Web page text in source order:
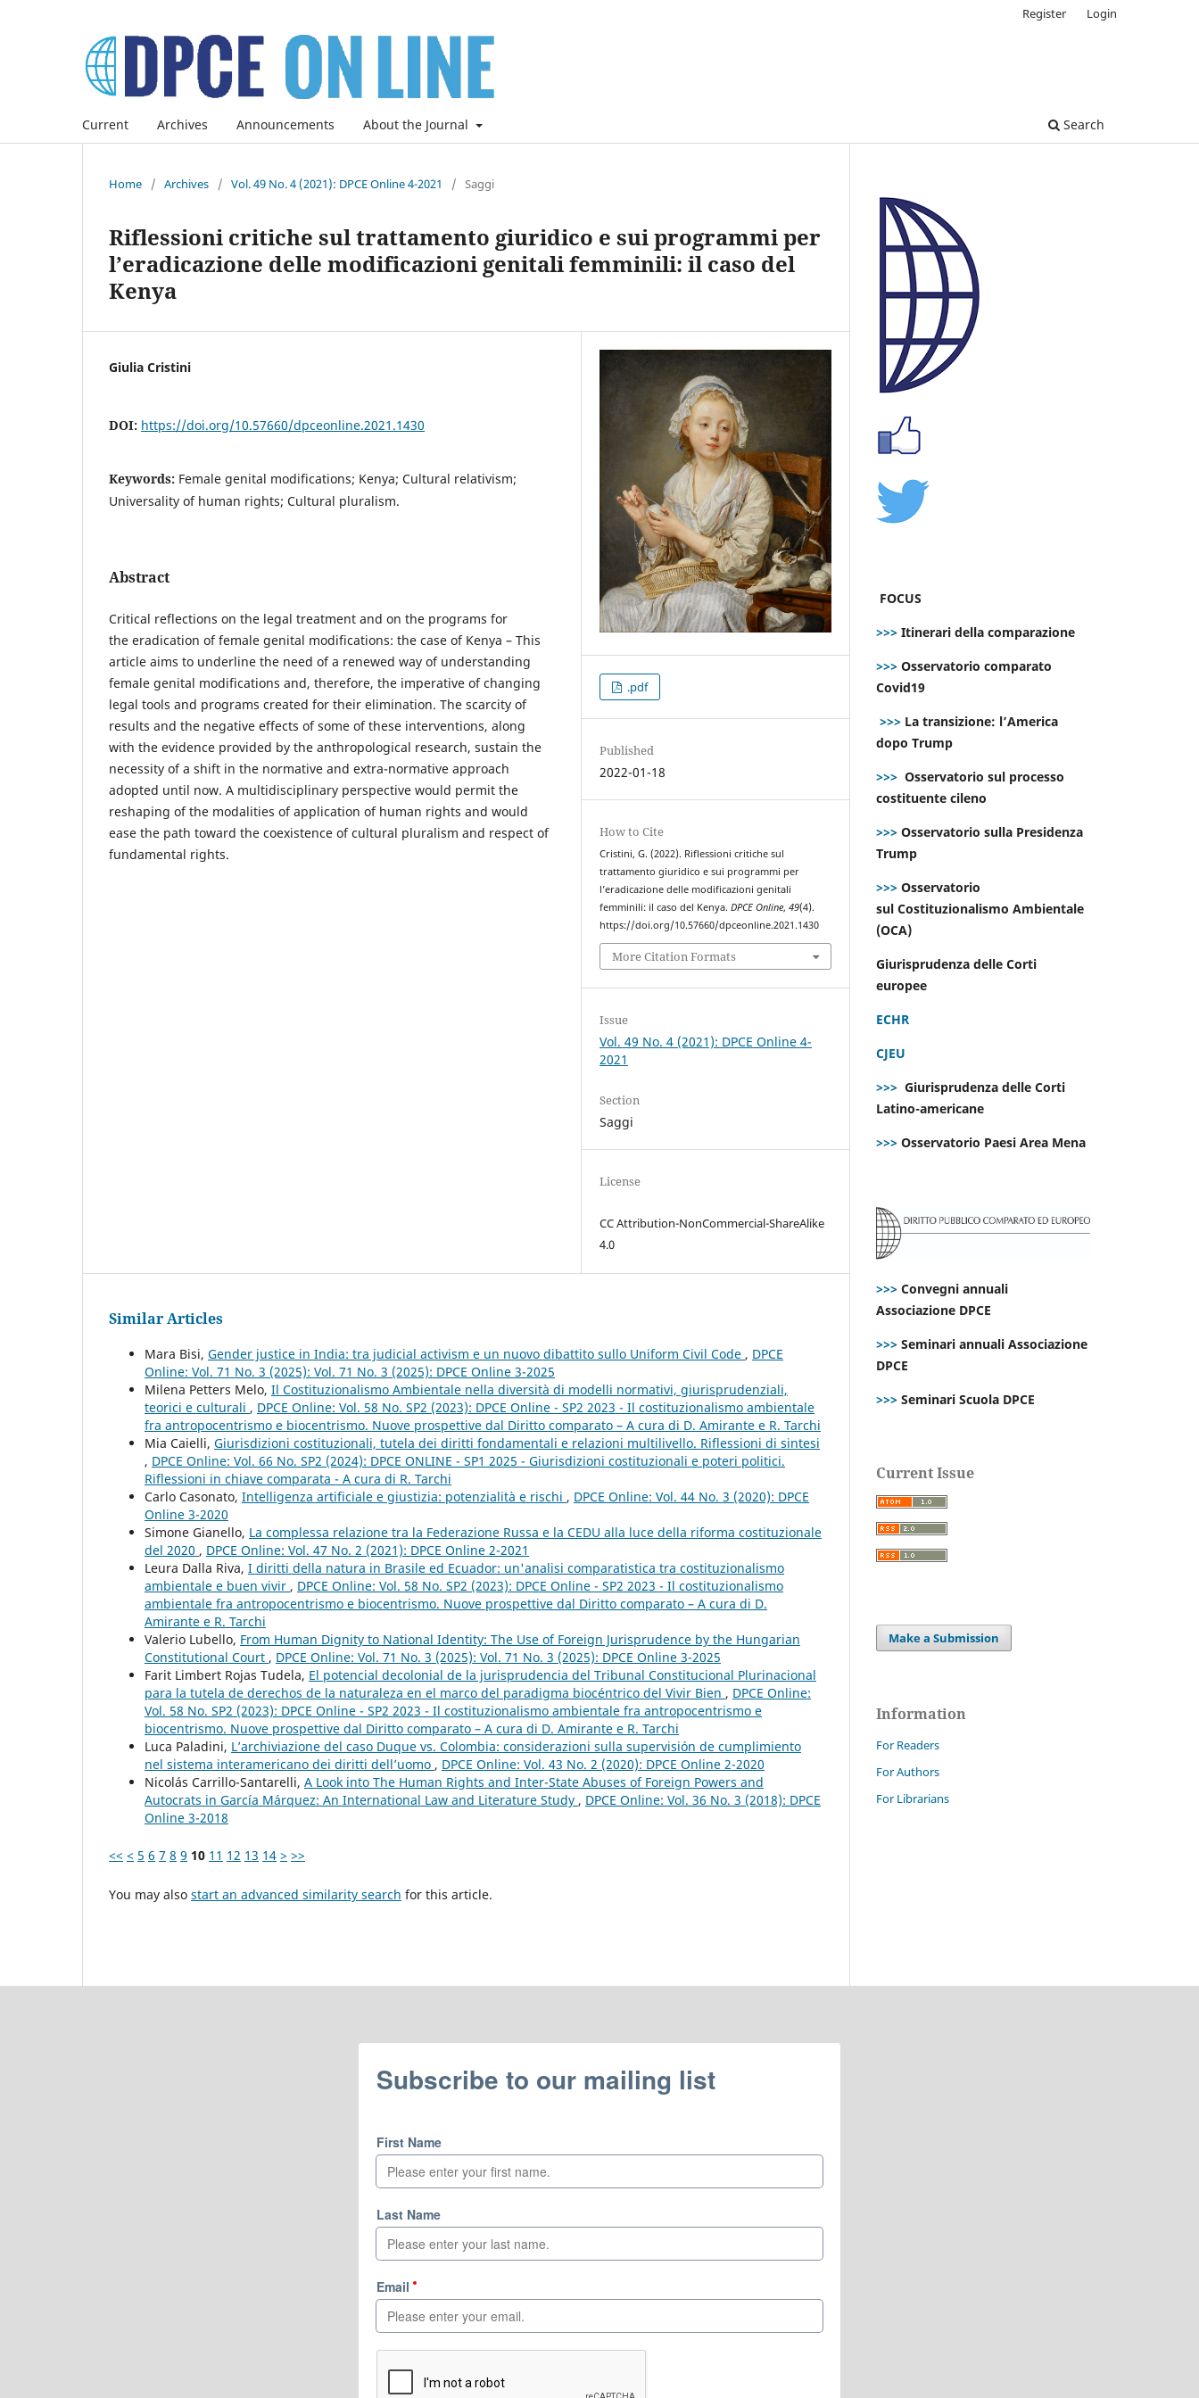
Current Archives Announcements About the Journal Search
Register Login
Home / Archives / Vol. 49 No. 4 (2021): DPCE Online 4-2021 / Saggi
Riflessioni critiche sul trattamento giuridico e sui programmi per
l’eradicazione delle modificazioni genitali femminili: il caso del
Kenya
Giulia Cristini
DOI: https://doi.org/10.57660/dpceonline.2021.1430
Keywords: Female genital modifications; Kenya; Cultural relativism;
Universality of human rights; Cultural pluralism.
Abstract
Critical reflections on the legal treatment and on the programs for
the eradication of female genital modifications: the case of Kenya – This
article aims to underline the need of a renewed way of understanding
female genital modifications and, therefore, the imperative of changing
legal tools and programs created for their elimination. The scarcity of
results and the negative effects of some of these interventions, along
with the evidence provided by the anthropological research, sustain the
necessity of a shift in the normative and extra-normative approach
adopted until now. A multidisciplinary perspective would permit the
reshaping of the modalities of application of human rights and would
ease the path toward the coexistence of cultural pluralism and respect of
fundamental rights.
.pdf
Published
2022-01-18
How to Cite
Cristini, G. (2022). Riflessioni critiche sul
trattamento giuridico e sui programmi per
l’eradicazione delle modificazioni genitali
femminili: il caso del Kenya.DPCE Online,49(4).
https://doi.org/10.57660/dpceonline.2021.1430
More Citation Formats
Issue
Vol. 49 No. 4 (2021): DPCE Online 4-
2021
Section
Saggi
License
CC Attribution-NonCommercial-ShareAlike
4.0
Similar Articles
Mara Bisi, Gender justice in India: tra judicial activism e un nuovo dibattito sullo Uniform Civil Code , DPCE
Online: Vol. 71 No. 3 (2025): Vol. 71 No. 3 (2025): DPCE Online 3-2025
Milena Petters Melo, Il Costituzionalismo Ambientale nella diversità di modelli normativi, giurisprudenziali,
teorici e culturali , DPCE Online: Vol. 58 No. SP2 (2023): DPCE Online - SP2 2023 - Il costituzionalismo ambientale
fra antropocentrismo e biocentrismo. Nuove prospettive dal Diritto comparato – A cura di D. Amirante e R. Tarchi
Mia Caielli, Giurisdizioni costituzionali, tutela dei diritti fondamentali e relazioni multilivello. Riflessioni di sintesi
, DPCE Online: Vol. 66 No. SP2 (2024): DPCE ONLINE - SP1 2025 - Giurisdizioni costituzionali e poteri politici.
Riflessioni in chiave comparata - A cura di R. Tarchi
Carlo Casonato, Intelligenza artificiale e giustizia: potenzialità e rischi , DPCE Online: Vol. 44 No. 3 (2020): DPCE
Online 3-2020
Simone Gianello, La complessa relazione tra la Federazione Russa e la CEDU alla luce della riforma costituzionale
del 2020 , DPCE Online: Vol. 47 No. 2 (2021): DPCE Online 2-2021
Leura Dalla Riva, I diritti della natura in Brasile ed Ecuador: un'analisi comparatistica tra costituzionalismo
ambientale e buen vivir , DPCE Online: Vol. 58 No. SP2 (2023): DPCE Online - SP2 2023 - Il costituzionalismo
ambientale fra antropocentrismo e biocentrismo. Nuove prospettive dal Diritto comparato – A cura di D.
Amirante e R. Tarchi
Valerio Lubello, From Human Dignity to National Identity: The Use of Foreign Jurisprudence by the Hungarian
Constitutional Court , DPCE Online: Vol. 71 No. 3 (2025): Vol. 71 No. 3 (2025): DPCE Online 3-2025
Farit Limbert Rojas Tudela, El potencial decolonial de la jurisprudencia del Tribunal Constitucional Plurinacional
para la tutela de derechos de la naturaleza en el marco del paradigma biocéntrico del Vivir Bien , DPCE Online:
Vol. 58 No. SP2 (2023): DPCE Online - SP2 2023 - Il costituzionalismo ambientale fra antropocentrismo e
biocentrismo. Nuove prospettive dal Diritto comparato – A cura di D. Amirante e R. Tarchi
Luca Paladini, L’archiviazione del caso Duque vs. Colombia: considerazioni sulla supervisión de cumplimiento
nel sistema interamericano dei diritti dell’uomo , DPCE Online: Vol. 43 No. 2 (2020): DPCE Online 2-2020
Nicolás Carrillo-Santarelli, A Look into The Human Rights and Inter-State Abuses of Foreign Powers and
Autocrats in García Márquez: An International Law and Literature Study , DPCE Online: Vol. 36 No. 3 (2018): DPCE
Online 3-2018
<< < 5 6 7 8 9 10 11 12 13 14 > >>
You may also start an advanced similarity search for this article.
FOCUS
>>> Itinerari della comparazione
>>> Osservatorio comparato
Covid19
>>> La transizione: l’America
dopo Trump
>>> Osservatorio sul processo
costituente cileno
>>> Osservatorio sulla Presidenza
Trump
>>> Osservatorio
sul Costituzionalismo Ambientale
(OCA)
Giurisprudenza delle Corti
europee
ECHR
CJEU
>>> Giurisprudenza delle Corti
Latino-americane
>>> Osservatorio Paesi Area Mena
>>> Convegni annuali
Associazione DPCE
>>> Seminari annuali Associazione
DPCE
>>> Seminari Scuola DPCE
Current Issue
Make a Submission
Information
For Readers
For Authors
For Librarians